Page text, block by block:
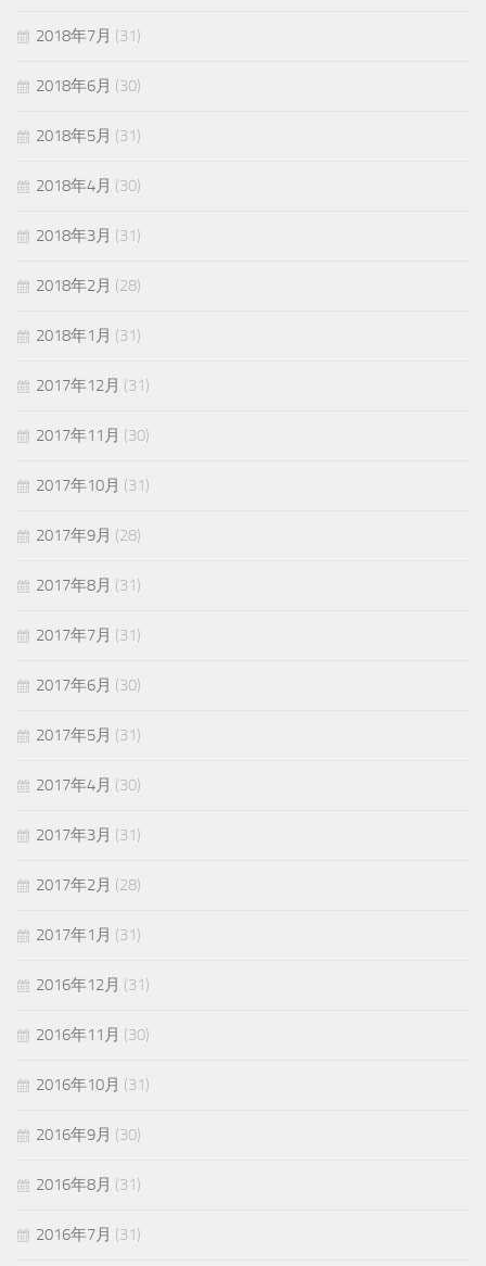
2018年7月 (31)
2018年6月 (30)
2018年5月 (31)
2018年4月 (30)
2018年3月 (31)
2018年2月 (28)
2018年1月 (31)
2017年12月 (31)
2017年11月 (30)
2017年10月 (31)
2017年9月 (28)
2017年8月 (31)
2017年7月 (31)
2017年6月 (30)
2017年5月 (31)
2017年4月 (30)
2017年3月 (31)
2017年2月 (28)
2017年1月 (31)
2016年12月 (31)
2016年11月 (30)
2016年10月 (31)
2016年9月 (30)
2016年8月 (31)
2016年7月 (31)